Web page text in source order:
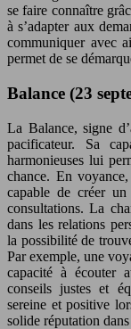
se faire connaître
à s’adapter aux
communiquer avec
permet de se
Balance (23
La Balance, signe
pacificateur. Sa
harmonieuses lui
chance. En
capable de créer
consultations. La
dans les relations
la possibilité de
Par exemple, une
capacité à écouter
conseils justes et
sereine et positive
solide réputation